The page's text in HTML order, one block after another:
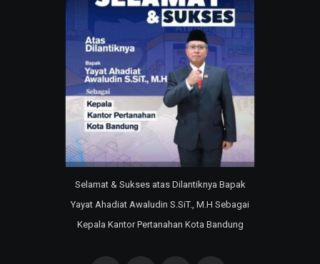
Selamat & Sukses atas Dilantiknya Bapak
Yayat Ahadiat Awaludin S.SiT., M.H Sebagai
Kepala Kantor Pertanahan Kota Bandung